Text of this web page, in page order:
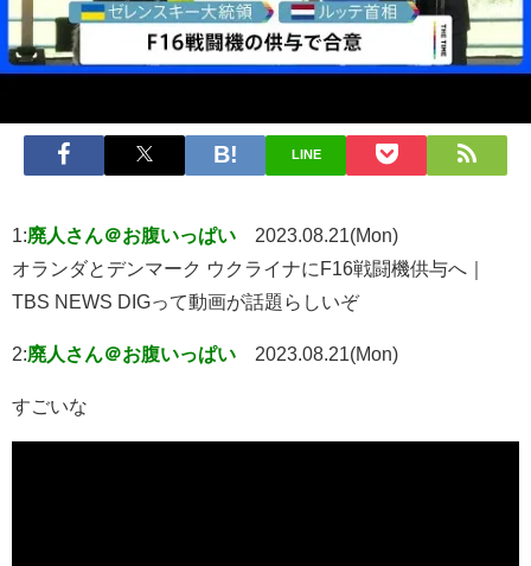
LINE
1:廃人さん＠お腹いっぱい
2023.08.21(Mon)
オランダとデンマーク ウクライナにF16戦闘機供与へ｜
TBS NEWS DIGって動画が話題らしいぞ
2:廃人さん＠お腹いっぱい 2023.08.21(Mon)
すごいな